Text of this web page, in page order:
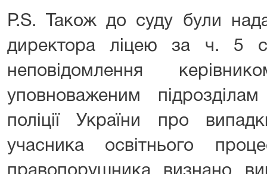
P.S. Також до суду були
директора ліцею за ч.
неповідомлення
уповноваженим підрозділам
поліції України про
учасника освітнього